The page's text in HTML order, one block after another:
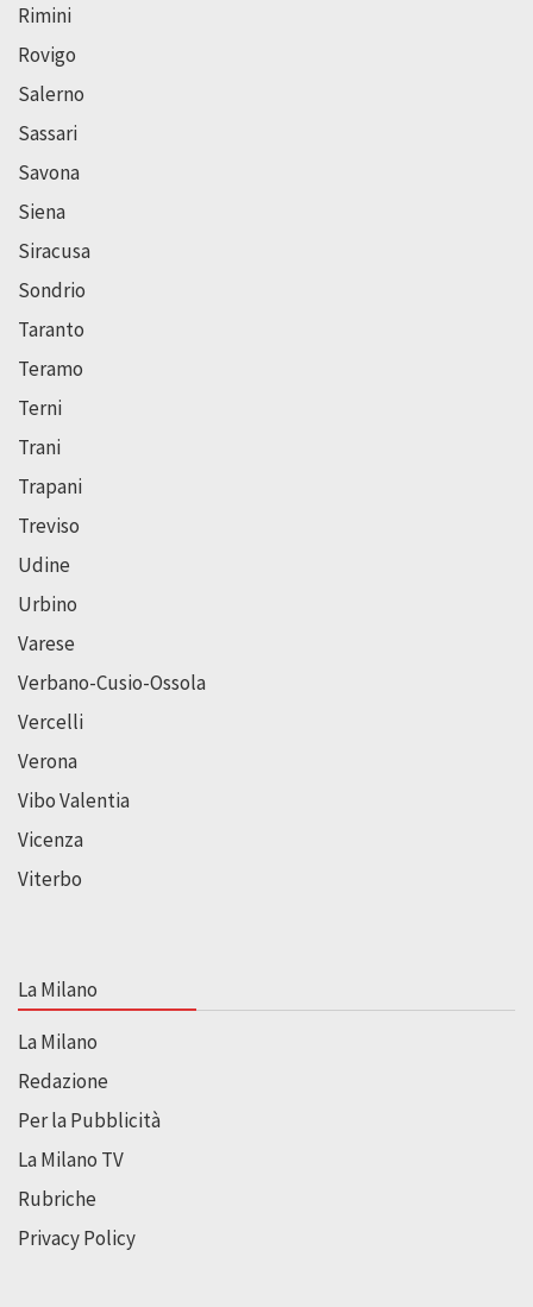
Rimini
Rovigo
Salerno
Sassari
Savona
Siena
Siracusa
Sondrio
Taranto
Teramo
Terni
Trani
Trapani
Treviso
Udine
Urbino
Varese
Verbano-Cusio-Ossola
Vercelli
Verona
Vibo Valentia
Vicenza
Viterbo
La Milano
La Milano
Redazione
Per la Pubblicità
La Milano TV
Rubriche
Privacy Policy